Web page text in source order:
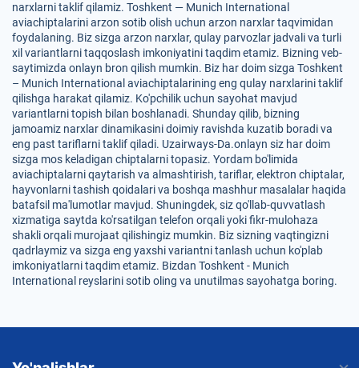
narxlarni taklif qilamiz. Toshkent — Munich International
aviachiptalarini arzon sotib olish uchun arzon narxlar taqvimidan
foydalaning. Biz sizga arzon narxlar, qulay parvozlar jadvali va turli
xil variantlarni taqqoslash imkoniyatini taqdim etamiz. Bizning veb-
saytimizda onlayn bron qilish mumkin. Biz har doim sizga Toshkent
– Munich International aviachiptalarining eng qulay narxlarini taklif
qilishga harakat qilamiz. Ko'pchilik uchun sayohat mavjud
variantlarni topish bilan boshlanadi. Shunday qilib, bizning
jamoamiz narxlar dinamikasini doimiy ravishda kuzatib boradi va
eng past tariflarni taklif qiladi. Uzairways-Da.onlayn siz har doim
sizga mos keladigan chiptalarni topasiz. Yordam bo'limida
aviachiptalarni qaytarish va almashtirish, tariflar, elektron chiptalar,
hayvonlarni tashish qoidalari va boshqa mashhur masalalar haqida
batafsil ma'lumotlar mavjud. Shuningdek, siz qo'llab-quvvatlash
xizmatiga saytda ko'rsatilgan telefon orqali yoki fikr-mulohaza
shakli orqali murojaat qilishingiz mumkin. Biz sizning vaqtingizni
qadrlaymiz va sizga eng yaxshi variantni tanlash uchun ko'plab
imkoniyatlarni taqdim etamiz. Bizdan Toshkent - Munich
International reyslarini sotib oling va unutilmas sayohatga boring.